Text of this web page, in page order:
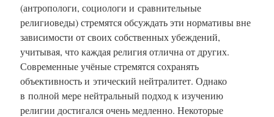
(антропологи, социологи и сравнительные
религиоведы) стремятся обсуждать эти нормативы вне
зависимости от своих собственных убеждений,
учитывая, что каждая религия отлична от других.
Современные учёные стремятся сохранять
объективность и этический нейтралитет. Однако
в полной мере нейтральный подход к изучению
религии достигался очень медленно. Некоторые